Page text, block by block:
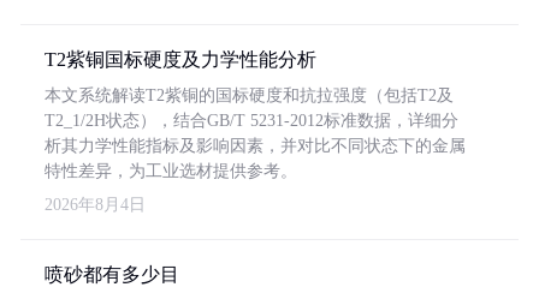
T2紫铜国标硬度及力学性能分析
本文系统解读T2紫铜的国标硬度和抗拉强度（包括T2及
T2_1/2H状态），结合GB/T 5231-2012标准数据，详细分
析其力学性能指标及影响因素，并对比不同状态下的金属
特性差异，为工业选材提供参考。
2026年8月4日
喷砂都有多少目